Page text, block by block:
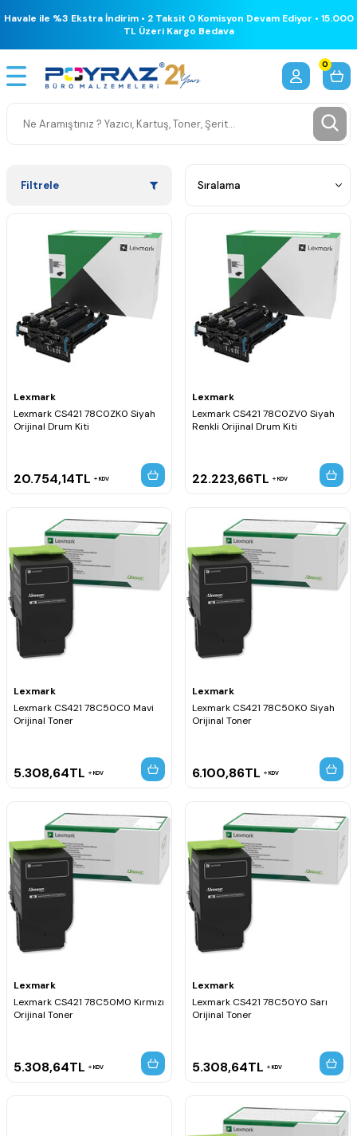
Havale ile %3 Ekstra İndirim • 2 Taksit 0 Komisyon Devam Ediyor • 15.000
TL Üzeri Kargo Bedava
0
Filtrele
Lexmark
Lexmark CS421 78C0ZK0 Siyah
Orijinal Drum Kiti
20.754,14TL KDV
Lexmark
Lexmark CS421 78C0ZV0 Siyah
Renkli Orijinal Drum Kiti
22.223,66TL KDV
Lexmark
Lexmark CS421 78C50C0 Mavi
Orijinal Toner
5.308,64TL KDV
Lexmark
Lexmark CS421 78C50K0 Siyah
Orijinal Toner
6.100,86TL KDV
Lexmark
Lexmark CS421 78C50M0 Kırmızı
Orijinal Toner
5.308,64TL KDV
Lexmark
Lexmark CS421 78C50Y0 Sarı
Orijinal Toner
5.308,64TL KDV